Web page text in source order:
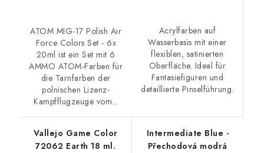
ATOM MIG-17 Polish Air
Force Colors Set - 6x
20ml ist ein Set mit 6
AMMO ATOM-Farben für
die Tarnfarben der
polnischen Lizenz-
Kampfflugzeuge vom...
Acrylfarben auf
Wasserbasis mit einer
flexiblen, satinierten
Oberfläche. Ideal für
Fantasiefiguren und
detaillierte Pinselführung.
Vallejo Game Color
72062 Earth 18 ml.
Intermediate Blue -
Přechodová modrá